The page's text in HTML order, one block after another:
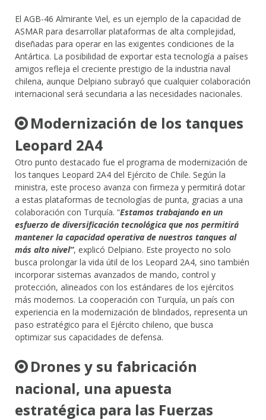
El AGB-46 Almirante Viel, es un ejemplo de la capacidad de
ASMAR para desarrollar plataformas de alta complejidad,
diseñadas para operar en las exigentes condiciones de la
Antártica. La posibilidad de exportar esta tecnología a países
amigos refleja el creciente prestigio de la industria naval
chilena, aunque Delpiano subrayó que cualquier colaboración
internacional será secundaria a las necesidades nacionales.
Modernización de los tanques
Leopard 2A4
Otro punto destacado fue el programa de modernización de
los tanques Leopard 2A4 del Ejército de Chile. Según la
ministra, este proceso avanza con firmeza y permitirá dotar
a estas plataformas de tecnologías de punta, gracias a una
colaboración con Turquía. “Estamos trabajando en un
esfuerzo de diversificación tecnológica que nos permitirá
mantener la capacidad operativa de nuestros tanques al
más alto nivel”, explicó Delpiano. Este proyecto no solo
busca prolongar la vida útil de los Leopard 2A4, sino también
incorporar sistemas avanzados de mando, control y
protección, alineados con los estándares de los ejércitos
más modernos. La cooperación con Turquía, un país con
experiencia en la modernización de blindados, representa un
paso estratégico para el Ejército chileno, que busca
optimizar sus capacidades de defensa.
Drones y su fabricación
nacional, una apuesta
estratégica para las Fuerzas